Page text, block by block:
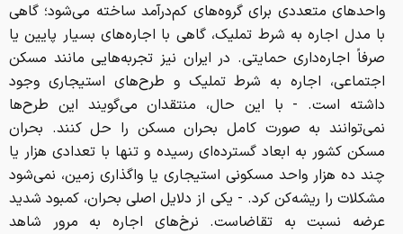
واحدهای متعددی برای گروه‌های کم‌درآمد ساخته می‌شود؛ گاهی
با مدل اجاره به شرط تملیک، گاهی با اجاره‌های بسیار پایین یا
صرفاً اجاره‌داری حمایتی. در ایران نیز تجربه‌هایی مانند مسکن
اجتماعی، اجاره به شرط تملیک و طرح‌های استیجاری وجود
داشته است. - با این حال، منتقدان می‌گویند این طرح‌ها
نمی‌توانند به صورت کامل بحران مسکن را حل کنند. بحران
مسکن کشور به ابعاد گسترده‌ای رسیده و تنها با تعدادی هزار یا
چند ده هزار واحد مسکونی استیجاری یا واگذاری زمین، نمی‌شود
مشکلات را ریشه‌کن کرد. - یکی از دلایل اصلی بحران، کمبود شدید
عرضه نسبت به تقاضاست. نرخ‌های اجاره به مرور شاهد